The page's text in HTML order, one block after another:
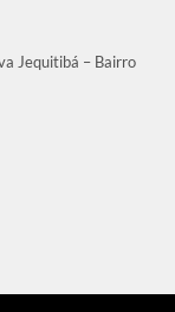
Jequitibá – Bairro